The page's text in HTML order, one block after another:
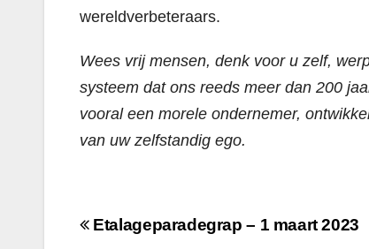
wereldverbeteraars.
Wees vrij mensen, denk voor u zelf,
systeem dat ons reeds meer dan 200
vooral een morele ondernemer,
van uw zelfstandig ego.
Berichtnavigatie
Etalageparadegrap – 1 maart 2023